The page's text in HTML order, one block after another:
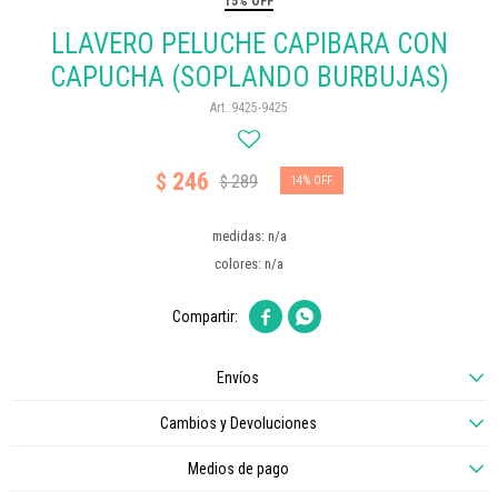
LLAVERO PELUCHE CAPIBARA CON
CAPUCHA (SOPLANDO BURBUJAS)
9425-9425
$ 246 $289 14
medidas: n/a
colores: n/a
 
Envíos
Cambios y Devoluciones
Medios de pago